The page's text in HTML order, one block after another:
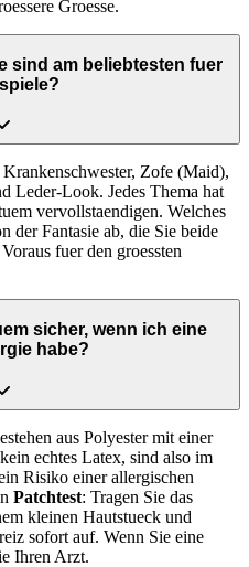
Groesse.
sind am beliebtesten fuer
Zofe (Maid),
Leder-Look. Jedes Thema hat
vervollstaendigen. Welches
der Fantasie ab, die Sie beide
fuer den groessten
sicher, wenn ich eine
habe?
aus Polyester mit einer
echtes Latex, sind also im
Risiko einer allergischen
Patchtest: Tragen Sie das
kleinen Hautstueck und
sofort auf. Wenn Sie eine
Ihren Arzt.